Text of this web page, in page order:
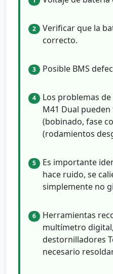
2
Verificar que la
correcto.
3 Posible BMS
4
Los problemas
M41 Dual
(bobinado, fase
(rodamientos
5
Es importante
hace ruido, se
simplemente no
6
Herramientas
multímetro
destornilladores
necesario